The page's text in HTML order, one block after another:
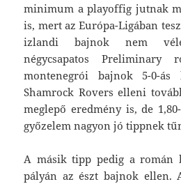
minimum a playoffig jutnak
is, mert az Európa-Ligában
izlandi bajnok nem
négycsapatos Preliminary
montenegrói bajnok 5-0-
Shamrock Rovers elleni
meglepő eredmény is, de
győzelem nagyon jó tippnek
A másik tipp pedig a román
pályán az észt bajnok ellen.